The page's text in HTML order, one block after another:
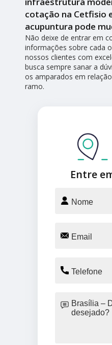
cotação na Cetfisio
acupuntura pode
Não deixe de entrar em
informações sobre cada
nossos clientes com
busca sempre sanar a
os amparados em
ramo.
Entre